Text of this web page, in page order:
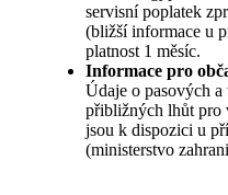
servisní poplatek
(bližší informace u
platnost 1 měsíc.
Informace pro
Údaje o pasových
přibližných lhůt pro
jsou k dispozici u
(ministerstvo